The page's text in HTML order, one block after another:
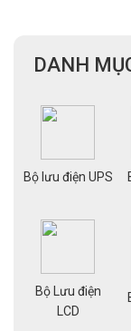
DANH
Bộ lưu điện UPS
Bộ Lưu điện
LCD